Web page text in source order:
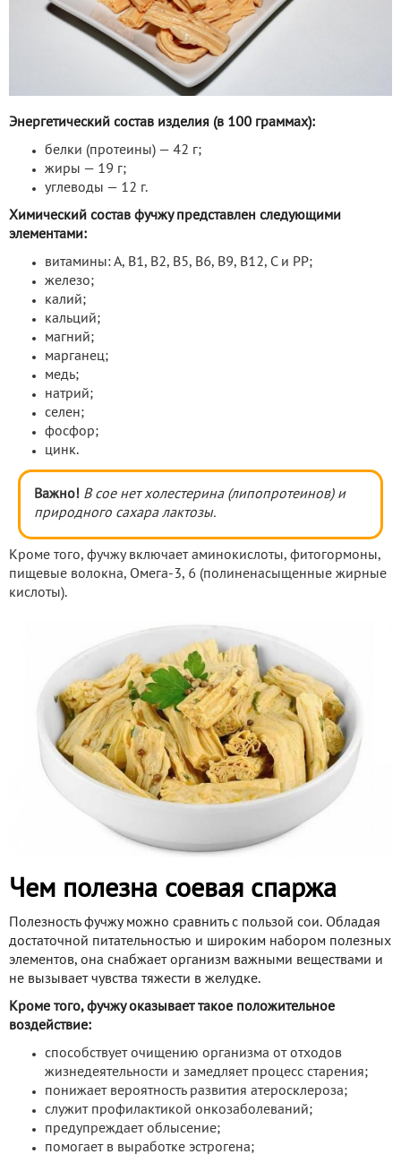
Энергетический состав изделия (в 100 граммах):
белки (протеины) — 42 г;
жиры — 19 г;
углеводы — 12 г.
Химический состав фучжу представлен следующими
элементами:
витамины: А, В1, В2, В5, В6, В9, В12, С и РР;
железо;
калий;
кальций;
магний;
марганец;
медь;
натрий;
селен;
фосфор;
цинк.
Важно! В сое нет холестерина (липопротеинов) и
природного сахара лактозы.
Кроме того, фучжу включает аминокислоты, фитогормоны,
пищевые волокна, Омега-3, 6 (полиненасыщенные жирные
кислоты).
Чем полезна соевая спаржа
Полезность фучжу можно сравнить с пользой сои. Обладая
достаточной питательностью и широким набором полезных
элементов, она снабжает организм важными веществами и
не вызывает чувства тяжести в желудке.
Кроме того, фучжу оказывает такое положительное
воздействие:
способствует очищению организма от отходов
жизнедеятельности и замедляет процесс старения;
понижает вероятность развития атеросклероза;
служит профилактикой онкозаболеваний;
предупреждает облысение;
помогает в выработке эстрогена;